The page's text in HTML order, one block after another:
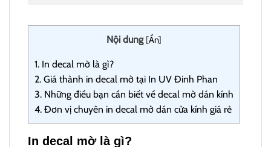
Nội dung [Ẩn]
1. In decal mờ là gì?
2. Giá thành in decal mờ tại In UV Đinh Phan
3. Những điều bạn cần biết về decal mờ dán kính
4. Đơn vị chuyên in decal mờ dán cửa kính giá rẻ
In decal mờ là gì?